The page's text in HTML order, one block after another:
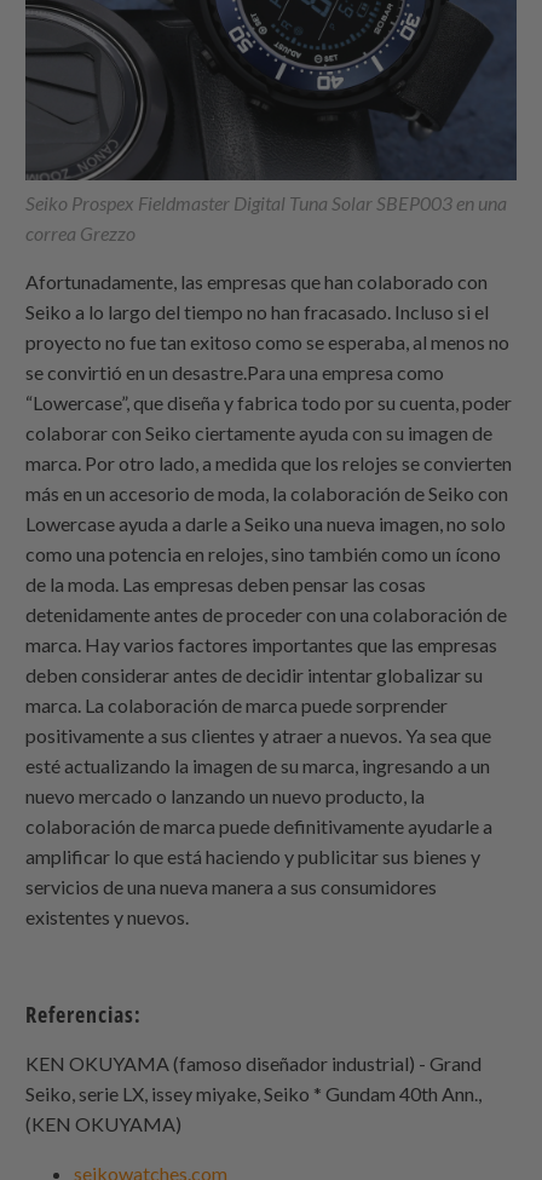
Seiko Prospex Fieldmaster Digital Tuna Solar SBEP003 en una
correa Grezzo
Afortunadamente, las empresas que han colaborado con
Seiko a lo largo del tiempo no han fracasado. Incluso si el
proyecto no fue tan exitoso como se esperaba, al menos no
se convirtió en un desastre.Para una empresa como
“Lowercase”, que diseña y fabrica todo por su cuenta, poder
colaborar con Seiko ciertamente ayuda con su imagen de
marca. Por otro lado, a medida que los relojes se convierten
más en un accesorio de moda, la colaboración de Seiko con
Lowercase ayuda a darle a Seiko una nueva imagen, no solo
como una potencia en relojes, sino también como un ícono
de la moda. Las empresas deben pensar las cosas
detenidamente antes de proceder con una colaboración de
marca. Hay varios factores importantes que las empresas
deben considerar antes de decidir intentar globalizar su
marca. La colaboración de marca puede sorprender
positivamente a sus clientes y atraer a nuevos. Ya sea que
esté actualizando la imagen de su marca, ingresando a un
nuevo mercado o lanzando un nuevo producto, la
colaboración de marca puede definitivamente ayudarle a
amplificar lo que está haciendo y publicitar sus bienes y
servicios de una nueva manera a sus consumidores
existentes y nuevos.
Referencias:
KEN OKUYAMA (famoso diseñador industrial) - Grand
Seiko, serie LX, issey miyake, Seiko * Gundam 40th Ann.,
(KEN OKUYAMA)
seikowatches.com